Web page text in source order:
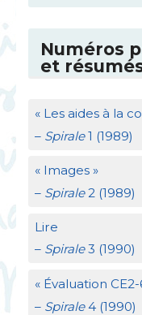
Numéros
et
« Les aides à la
– Spirale1 (1989)
« Images »
– Spirale2 (1989)
Lire
– Spirale3 (1990)
« Évaluation CE2
– Spirale4 (1990)